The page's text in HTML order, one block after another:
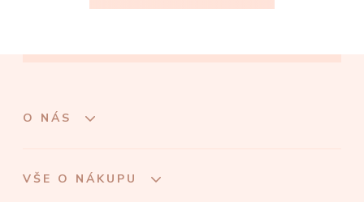
O NÁS
VŠE O NÁKUPU